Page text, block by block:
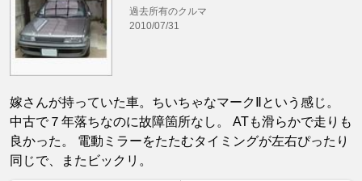
過去所有のクルマ
2010/07/31
嫁さんが持っていた車。ちいちゃなマークⅡという感じ。
中古で７年落ちなのに故障箇所なし。 ATも滑らかで走りも
良かった。 電動ミラーをたたむタイミングが左右ぴったり
同じで、またビックリ。